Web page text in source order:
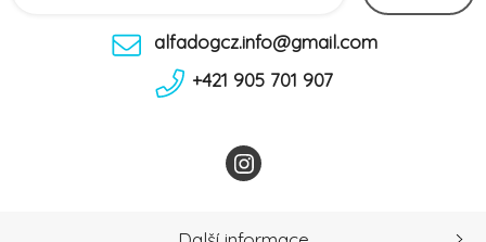
alfadogcz.info@gmail.com
+421 905 701 907